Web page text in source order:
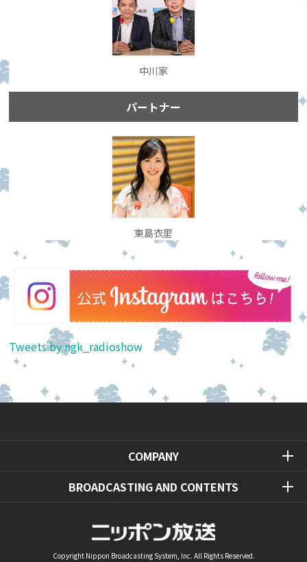
中川家
パートナー
東島衣里
Tweets by ngk_radioshow
COMPANY
BROADCASTING AND CONTENTS
Copyright Nippon Broadcasting System, Inc. All Rights Reserved.